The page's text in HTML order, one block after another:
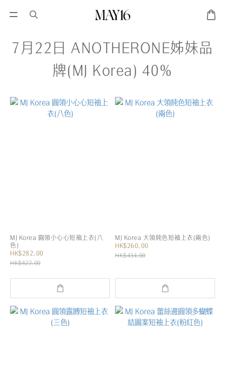
7月22日 ANOTHERONE姊妹品
牌(MJ Korea) 40%
MJ Korea 圓領小心心短袖上衣(八
色)
HK$282.00
HK$822.00
MJ Korea 大領純色短袖上衣(兩色)
HK$260.00
HK$434.00